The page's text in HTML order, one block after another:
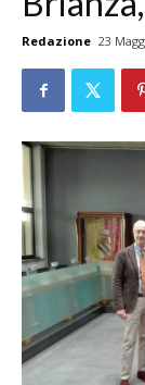
Redazione 23